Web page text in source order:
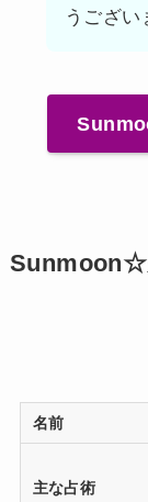
うござい
Sunmoon☆
名前
主な占術